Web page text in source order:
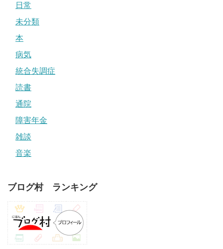
日常
未分類
本
病気
統合失調症
読書
通院
障害年金
雑談
音楽
ブログ村 ランキング